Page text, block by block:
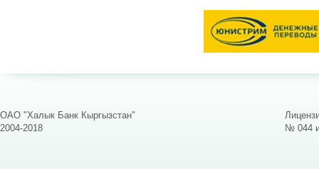
ОАО "Халык Банк Кыргызстан"
2004-2018
№ 044